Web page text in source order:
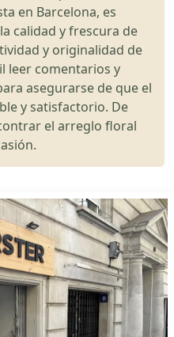
en Barcelona, es
calidad y frescura de
y originalidad de
leer comentarios y
asegurarse de que el
y satisfactorio. De
el arreglo floral